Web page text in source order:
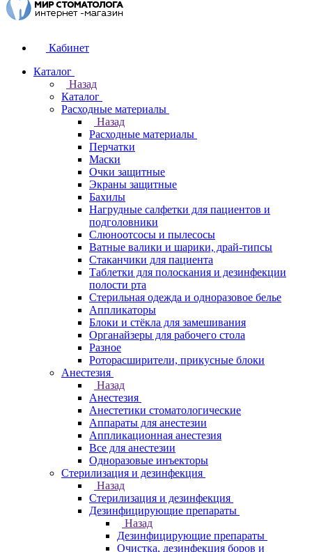
Кабинет
Каталог
Назад
Каталог
Расходные материалы
Назад
Расходные материалы
Перчатки
Маски
Очки защитные
Экраны защитные
Бахилы
Нагрудные салфетки для пациентов и
подголовники
Слюноотсосы и пылесосы
Ватные валики и шарики, драй-типсы
Стаканчики для пациента
Таблетки для полоскания и дезинфекции
полости рта
Стерильная одежда и одноразовое белье
Аппликаторы
Блоки и стёкла для замешивания
Органайзеры для рабочего стола
Разное
Роторасширители, прикусные блоки
Анестезия
Назад
Анестезия
Анестетики стоматологические
Аппараты для анестезии
Аппликационная анестезия
Все для анестезии
Одноразовые инъекторы
Стерилизация и дезинфекция
Назад
Стерилизация и дезинфекция
Дезинфицирующие препараты
Назад
Дезинфицирующие препараты
Очистка, дезинфекция боров и